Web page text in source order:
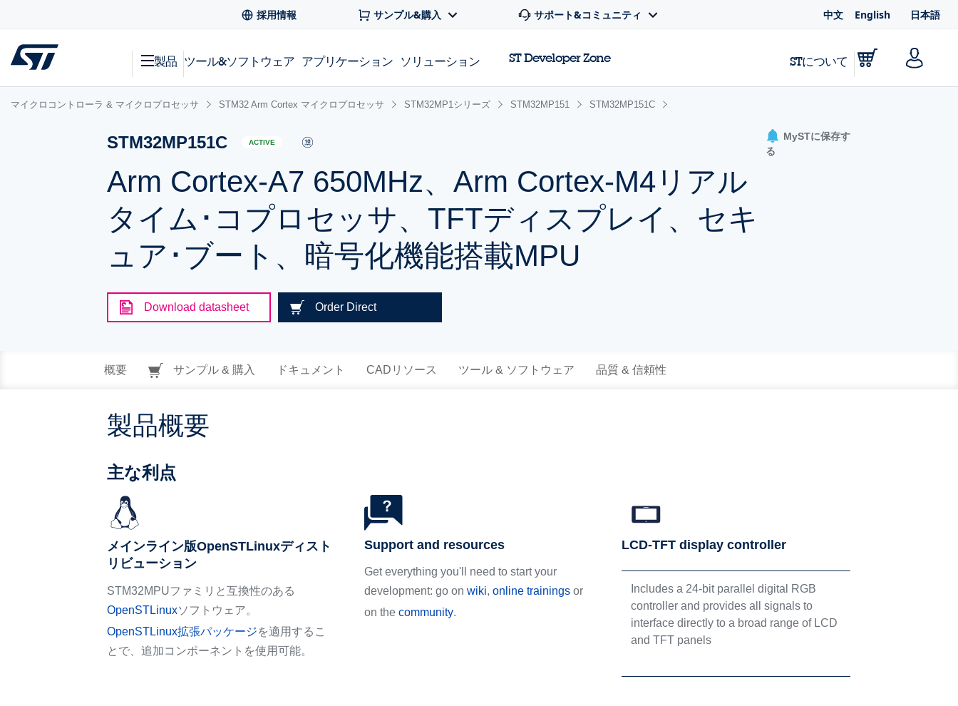
採用情報 サンプル&購入 サポート&コミュニティ 中文 English 日本語
製品 ツール&ソフトウェア アプリケーション ソリューション ST Developer Zone STについて
マイクロコントローラ & マイクロプロセッサ STM32 Arm Cortex マイクロプロセッサ STM32MP1シリーズ STM32MP151 STM32MP151C
STM32MP151C ACTIVE
Arm Cortex-A7 650MHz、Arm Cortex-M4リアル
タイム･コプロセッサ、TFTディスプレイ、セキ
ュア･ブート、暗号化機能搭載MPU
MySTに保存す
る
Download datasheet Order Direct
概要 サンプル & 購入 ドキュメント CADリソース ツール & ソフトウェア 品質 & 信頼性
製品概要
主な利点
メインライン版OpenSTLinuxディスト
リビューション
STM32MPUファミリと互換性のある
OpenSTLinuxソフトウェア。
OpenSTLinux拡張パッケージを適用するこ
とで、追加コンポーネントを使用可能。
Support and resources
Get everything you'll need to start your
development: go onwiki,online trainings or
on thecommunity.
LCD-TFT display controller
Includes a 24-bit parallel digital RGB
controller and provides all signals to
interface directly to a broad range of LCD
and TFT panels